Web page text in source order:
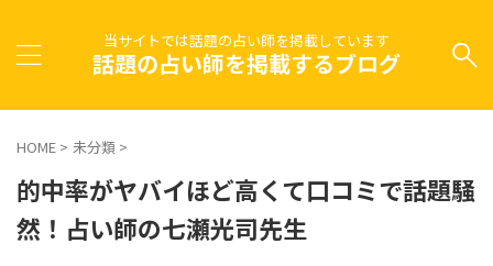
当サイトでは話題の占い師を掲載しています
話題の占い師を掲載するブログ
HOME > 未分類 >
的中率がヤバイほど高くて口コミで話題騒
然！占い師の七瀬光司先生